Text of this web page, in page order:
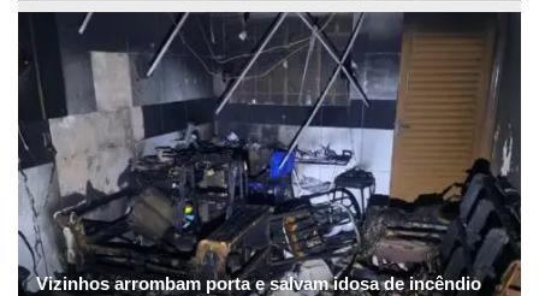
Vizinhos arrombam porta e salvam idosa de incêndio